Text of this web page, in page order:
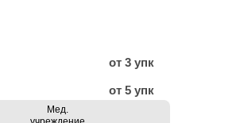
от 3 упк
от 5 упк
Мед.